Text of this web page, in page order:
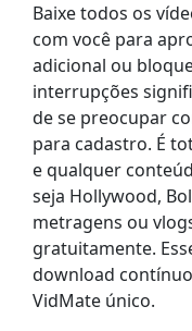
Baixe todos os
com você para
adicional ou
interrupções
de se preocupar
para cadastro. É
e qualquer
seja Hollywood,
metragens ou
gratuitamente.
download
VidMate único.